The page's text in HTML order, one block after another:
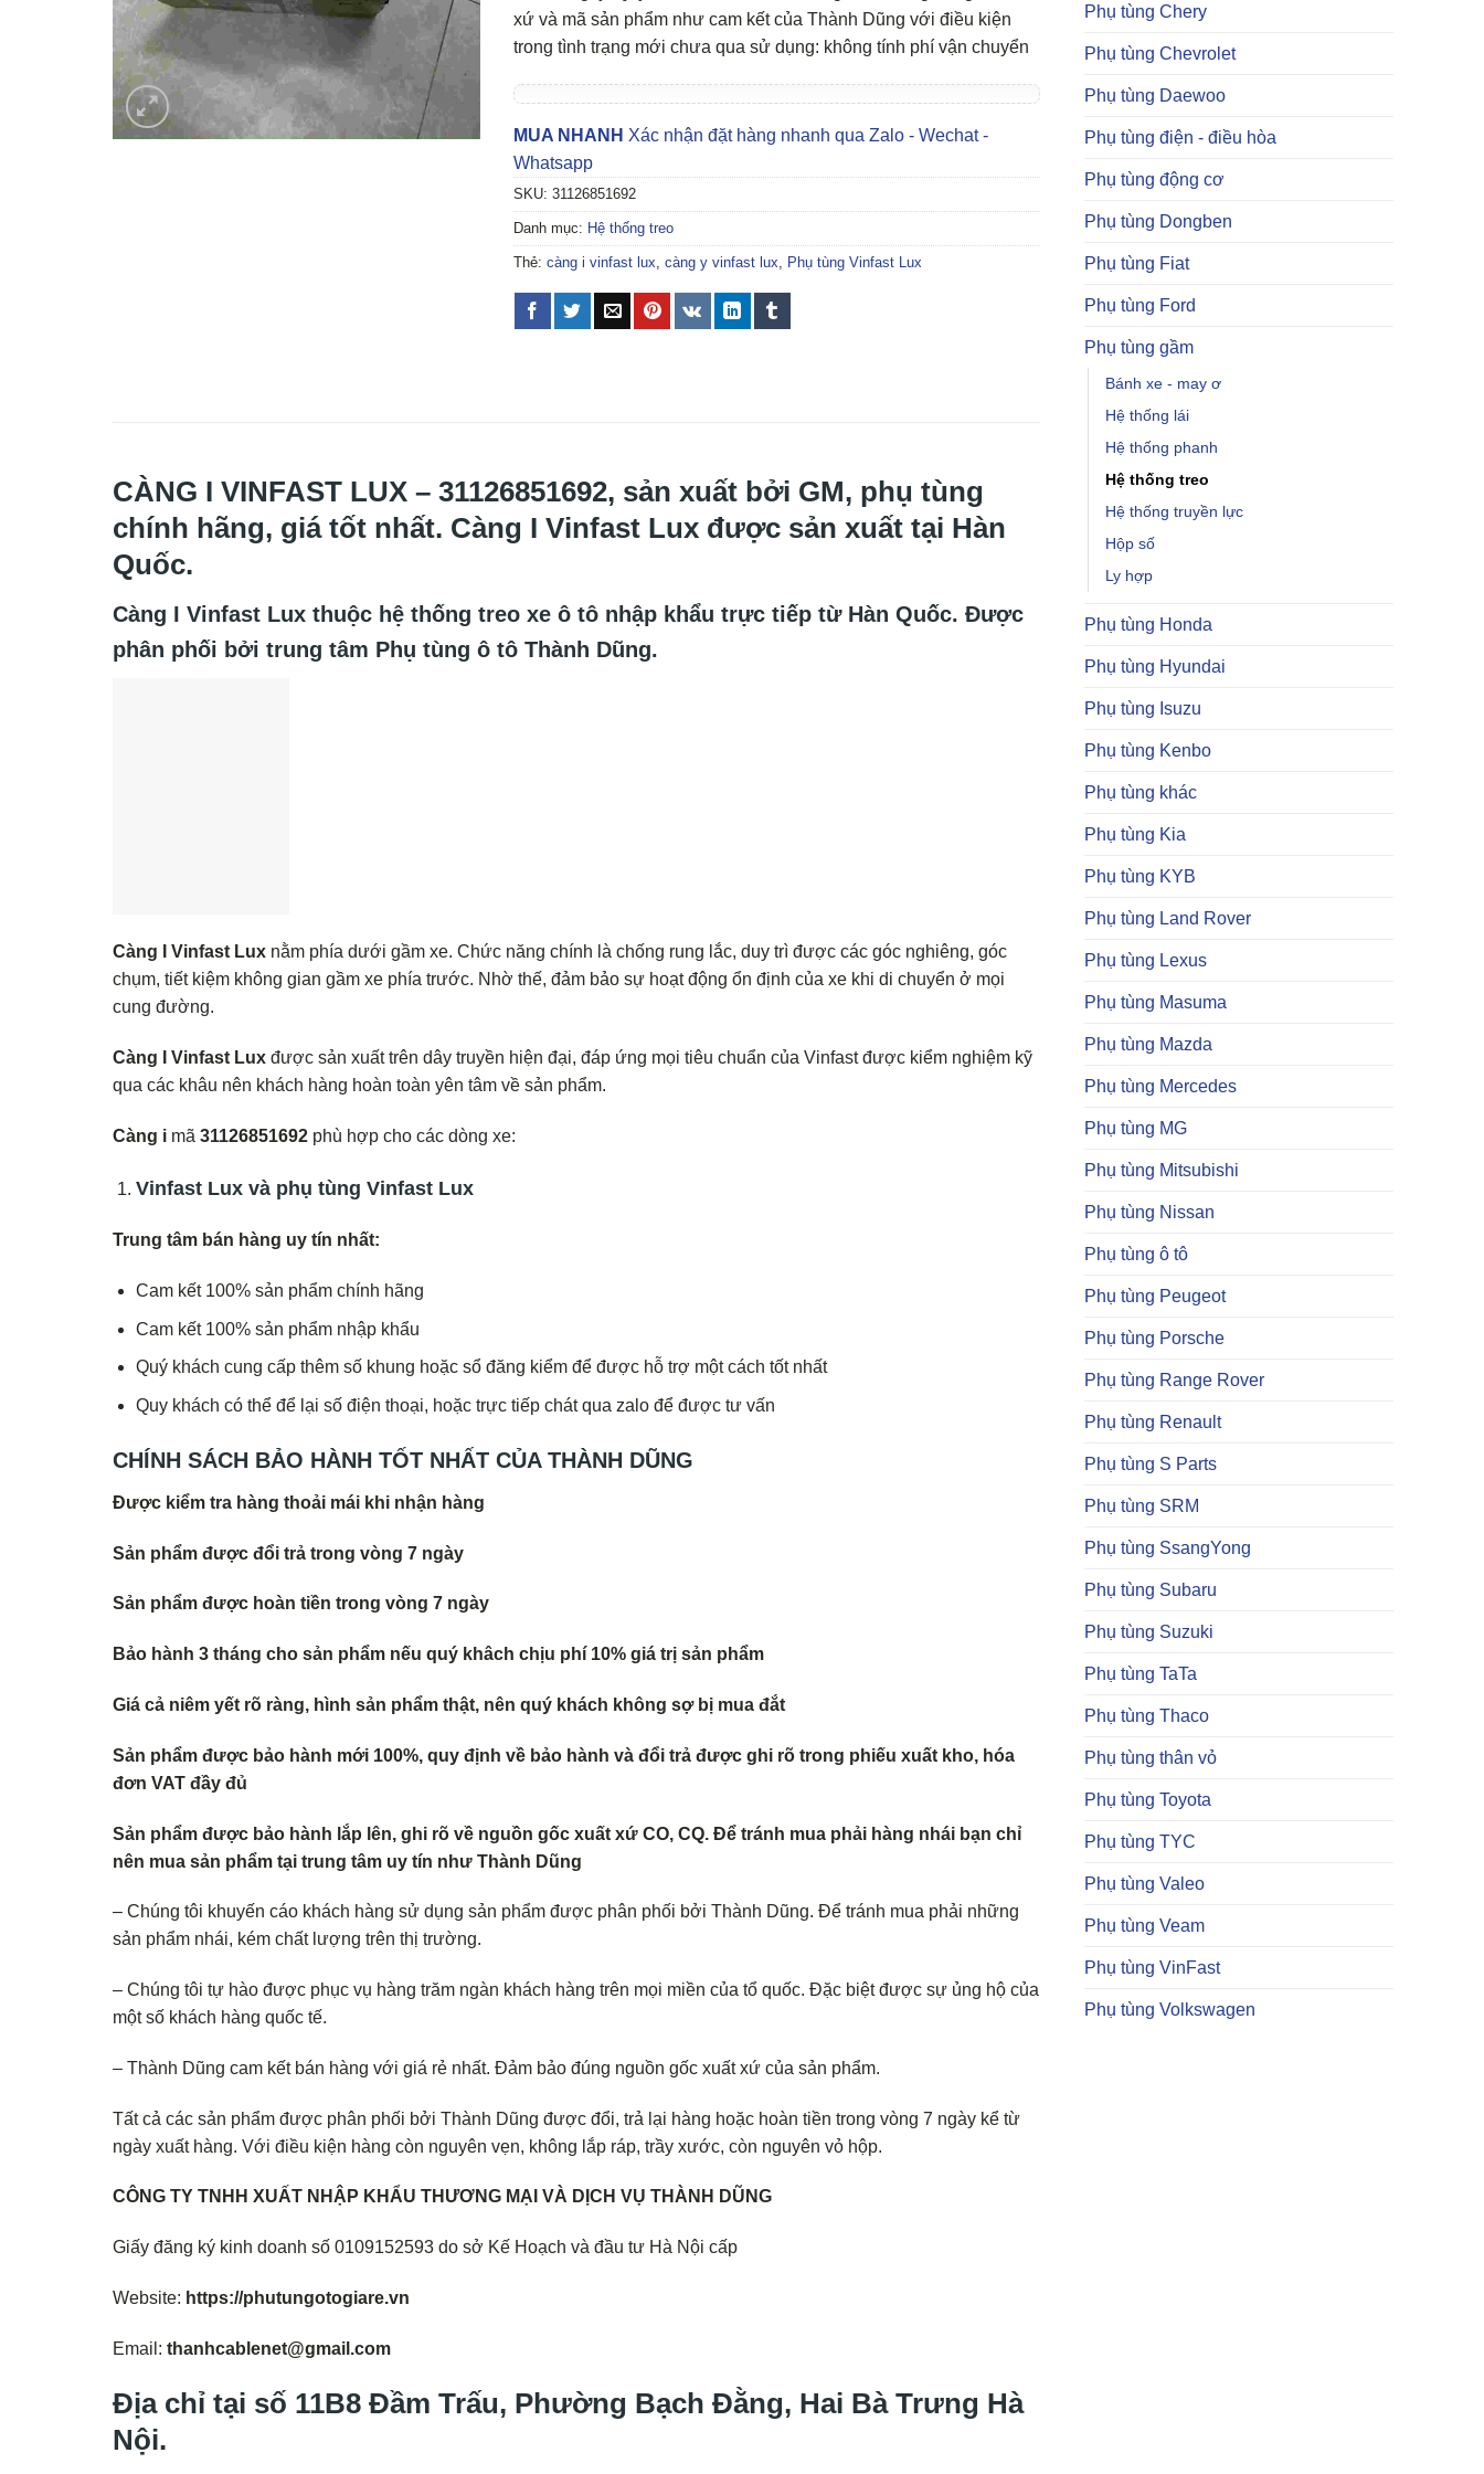
Phụ tùng Chery
Phụ tùng Chevrolet
Phụ tùng Daewoo
Phụ tùng điện - điều hòa
Phụ tùng động cơ
Phụ tùng Dongben
Phụ tùng Fiat
Phụ tùng Ford
Phụ tùng gầm
Bánh xe - may ơ
Hệ thống lái
Hệ thống phanh
Hệ thống treo
Hệ thống truyền lực
Hộp số
Ly hợp
Phụ tùng Honda
Phụ tùng Hyundai
Phụ tùng Isuzu
Phụ tùng Kenbo
Phụ tùng khác
Phụ tùng Kia
Phụ tùng KYB
Phụ tùng Land Rover
Phụ tùng Lexus
Phụ tùng Masuma
Phụ tùng Mazda
Phụ tùng Mercedes
Phụ tùng MG
Phụ tùng Mitsubishi
Phụ tùng Nissan
Phụ tùng ô tô
Phụ tùng Peugeot
Phụ tùng Porsche
Phụ tùng Range Rover
Phụ tùng Renault
Phụ tùng S Parts
Phụ tùng SRM
Phụ tùng SsangYong
Phụ tùng Subaru
Phụ tùng Suzuki
Phụ tùng TaTa
Phụ tùng Thaco
Phụ tùng thân vỏ
Phụ tùng Toyota
Phụ tùng TYC
Phụ tùng Valeo
Phụ tùng Veam
Phụ tùng VinFast
Phụ tùng Volkswagen
xứ và mã sản phẩm như cam kết của Thành Dũng với điều kiện
trong tình trạng mới chưa qua sử dụng: không tính phí vận chuyển
MUA NHANH Xác nhận đặt hàng nhanh qua Zalo - Wechat -
Whatsapp
SKU: 31126851692
Danh mục: Hệ thống treo
Thẻ: càng i vinfast lux càng y vinfast lux Phụ tùng Vinfast Lux
CÀNG I VINFAST LUX – 31126851692, sản xuất bởi GM, phụ tùng
chính hãng, giá tốt nhất. Càng I Vinfast Lux được sản xuất tại Hàn
Quốc.
Càng I Vinfast Lux thuộc hệ thống treo xe ô tô nhập khẩu trực tiếp từ Hàn Quốc. Được
phân phối bởi trung tâm Phụ tùng ô tô Thành Dũng.
Càng I Vinfast Lux nằm phía dưới gầm xe. Chức năng chính là chống rung lắc, duy trì được các góc nghiêng, góc
chụm, tiết kiệm không gian gầm xe phía trước. Nhờ thế, đảm bảo sự hoạt động ổn định của xe khi di chuyển ở mọi
cung đường.
Càng I Vinfast Lux được sản xuất trên dây truyền hiện đại, đáp ứng mọi tiêu chuẩn của Vinfast được kiểm nghiệm kỹ
qua các khâu nên khách hàng hoàn toàn yên tâm về sản phẩm.
Càng i mã 31126851692 phù hợp cho các dòng xe:
Vinfast Lux và phụ tùng Vinfast Lux
Trung tâm bán hàng uy tín nhất:
Cam kết 100% sản phẩm chính hãng
Cam kết 100% sản phẩm nhập khẩu
Quý khách cung cấp thêm số khung hoặc sổ đăng kiểm để được hỗ trợ một cách tốt nhất
Quy khách có thể để lại số điện thoại, hoặc trực tiếp chát qua zalo để được tư vấn
CHÍNH SÁCH BẢO HÀNH TỐT NHẤT CỦA THÀNH DŨNG
Được kiểm tra hàng thoải mái khi nhận hàng
Sản phẩm được đổi trả trong vòng 7 ngày
Sản phẩm được hoàn tiền trong vòng 7 ngày
Bảo hành 3 tháng cho sản phẩm nếu quý khâch chịu phí 10% giá trị sản phẩm
Giá cả niêm yết rõ ràng, hình sản phẩm thật, nên quý khách không sợ bị mua đắt
Sản phẩm được bảo hành mới 100%, quy định về bảo hành và đổi trả được ghi rõ trong phiếu xuất kho, hóa
đơn VAT đầy đủ
Sản phẩm được bảo hành lắp lên, ghi rõ về nguồn gốc xuất xứ CO, CQ. Để tránh mua phải hàng nhái bạn chỉ
nên mua sản phẩm tại trung tâm uy tín như Thành Dũng
– Chúng tôi khuyến cáo khách hàng sử dụng sản phẩm được phân phối bởi Thành Dũng. Để tránh mua phải những
sản phẩm nhái, kém chất lượng trên thị trường.
– Chúng tôi tự hào được phục vụ hàng trăm ngàn khách hàng trên mọi miền của tổ quốc. Đặc biệt được sự ủng hộ của
một số khách hàng quốc tế.
– Thành Dũng cam kết bán hàng với giá rẻ nhất. Đảm bảo đúng nguồn gốc xuất xứ của sản phẩm.
Tất cả các sản phẩm được phân phối bởi Thành Dũng được đổi, trả lại hàng hoặc hoàn tiền trong vòng 7 ngày kể từ
ngày xuất hàng. Với điều kiện hàng còn nguyên vẹn, không lắp ráp, trầy xước, còn nguyên vỏ hộp.
CÔNG TY TNHH XUẤT NHẬP KHẨU THƯƠNG MẠI VÀ DỊCH VỤ THÀNH DŨNG
Giấy đăng ký kinh doanh số 0109152593 do sở Kế Hoạch và đầu tư Hà Nội cấp
Website: https://phutungotogiare.vn
Email: thanhcablenet@gmail.com
Địa chỉ tại số 11B8 Đầm Trấu, Phường Bạch Đằng, Hai Bà Trưng Hà
Nội.